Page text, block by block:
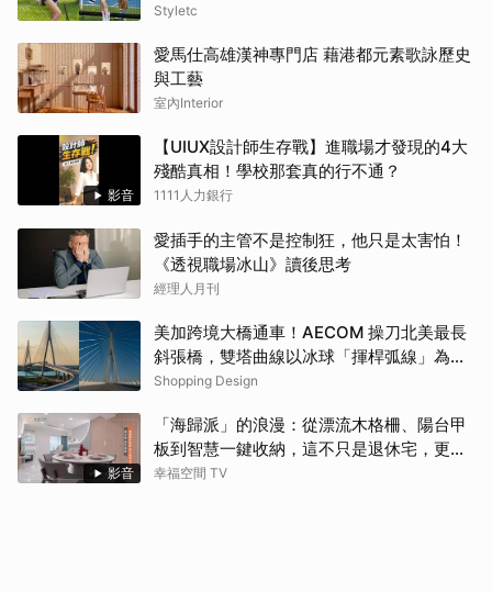
Styletc
愛馬仕高雄漢神專門店 藉港都元素歌詠歷史
與工藝
室內Interior
影音
【UIUX設計師生存戰】進職場才發現的4大
殘酷真相！學校那套真的行不通？
1111人力銀行
愛插手的主管不是控制狂，他只是太害怕！
《透視職場冰山》讀後思考
經理人月刊
美加跨境大橋通車！AECOM 操刀北美最長
斜張橋，雙塔曲線以冰球「揮桿弧線」為靈
感
Shopping Design
影音
「海歸派」的浪漫：從漂流木格柵、陽台甲
板到智慧一鍵收納，這不只是退休宅，更是
遊子的心靈港灣！！
幸福空間 TV